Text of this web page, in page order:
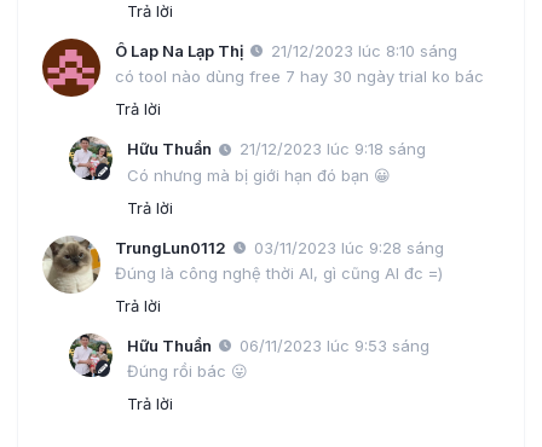
Trả lời
Ô Lap Na Lạp Thị
21/12/2023 lúc 8:10 sáng
có tool nào dùng free 7 hay 30 ngày trial ko bác
Trả lời
Hữu Thuần
21/12/2023 lúc 9:18 sáng
Có nhưng mà bị giới hạn đó bạn 😀
Trả lời
TrungLun0112
03/11/2023 lúc 9:28 sáng
Đúng là công nghệ thời AI, gì cũng AI đc =)
Trả lời
Hữu Thuần
06/11/2023 lúc 9:53 sáng
Đúng rồi bác 😛
Trả lời